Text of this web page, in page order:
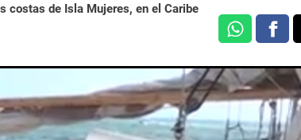
costas de Isla Mujeres, en el Caribe